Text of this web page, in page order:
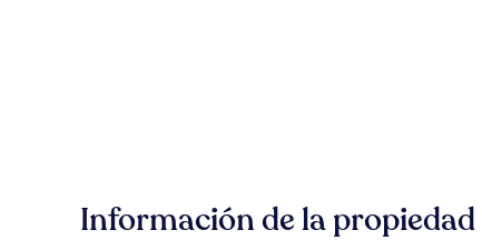
Información de la propiedad